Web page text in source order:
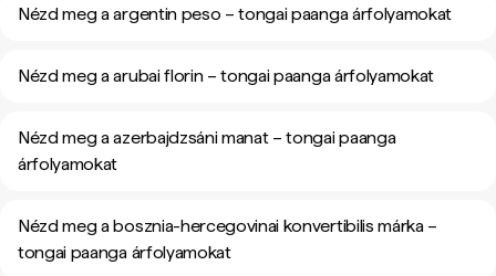
Nézd meg a argentin peso – tongai paanga árfolyamokat
Nézd meg a arubai florin – tongai paanga árfolyamokat
Nézd meg a azerbajdzsáni manat – tongai paanga
árfolyamokat
Nézd meg a bosznia-hercegovinai konvertibilis márka –
tongai paanga árfolyamokat